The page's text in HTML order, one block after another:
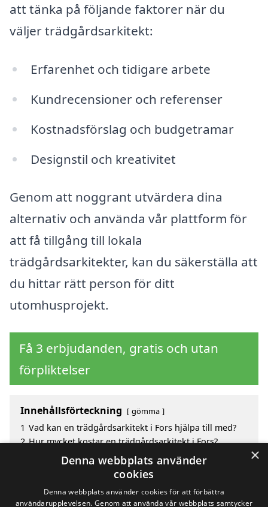
att tänka på följande faktorer när du
väljer trädgårdsarkitekt:
Erfarenhet och tidigare arbete
Kundrecensioner och referenser
Kostnadsförslag och budgetramar
Designstil och kreativitet
Genom att noggrant utvärdera dina
alternativ och använda vår plattform för
att få tillgång till lokala
trädgårdsarkitekter, kan du säkerställa att
du hittar rätt person för ditt
utomhusprojekt.
Få 3 erbjudanden, gratis och utan
förpliktelser
Innehållsförteckning gömma
1 Vad kan en trädgårdsarkitekt i Fors hjälpa till med?
2 Hur mycket kostar en trädgårdsarkitekt i Fors?
Fördelar med att välja trädgårdsarkitekt i Fors
Sök efter en skicklig trädgårdsarkitekt i de
omgivande städerna Fors
×
Denna webbplats använder
cookies
Denna webbplats använder cookies för att förbättra
användarupplevelsen. Genom att använda vår webbplats samtycker